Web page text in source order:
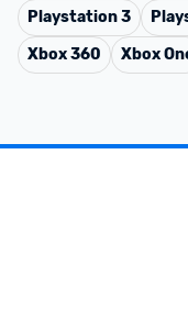
Playstation 3
Xbox 360
Xbox